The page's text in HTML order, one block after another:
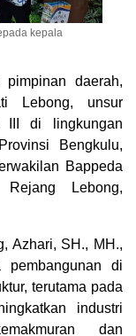
kepala
daerah,
Lebong, unsur
III di lingkungan
Bengkulu,
Bappeda
Lebong,
Azhari, SH., MH.,
pembangunan di
terutama pada
industri
dan